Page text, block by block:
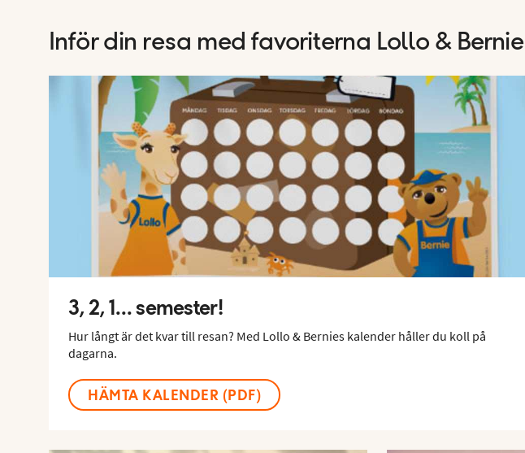
Inför din resa med favoriterna Lollo & Bernie
3, 2, 1... semester!
Hur långt är det kvar till resan? Med Lollo & Bernies kalender håller du koll på
dagarna.
HÄMTA KALENDER (PDF)